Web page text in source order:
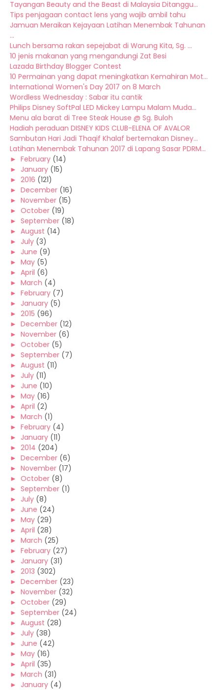
Tayangan Beauty and the Beast di Malaysia Ditanggu...
Tips penjagaan contact lens yang wajib ambil tahu
Jamuan Meraikan Kejayaan Latihan Menembak Tahunan
...
Lunch bersama rakan sepejabat di Warung Kita, Sg. ...
10 jenis makanan yang mengandungi Zat Besi
Lazada Birthday Blogger Contest
10 Permainan yang dapat meningkatkan Kemahiran Mot...
International Women's Day 2017 on 8 March
Wordless Wednesday : Sabar itu cantik
Philips Disney SoftPal LED Mickey Lampu Malam Muda...
Menu ala barat di Tree Steak House @ Sg. Buloh
Hadiah peraduan DISNEY KIDS CLUB-ELENA OF AVALOR
Sambutan Hari Jadi Thaqif Khalaf bertemakan Disney...
Latihan Menembak Tahunan 2017 di Lapang Sasar PDRM...
► February (14)
► January (15)
► 2016 (121)
► December (16)
► November (15)
► October (19)
► September (18)
► August (14)
► July (3)
► June (9)
► May (5)
► April (6)
► March (4)
► February (7)
► January (5)
► 2015 (96)
► December (12)
► November (6)
► October (5)
► September (7)
► August (11)
► July (11)
► June (10)
► May (16)
► April (2)
► March (1)
► February (4)
► January (11)
► 2014 (204)
► December (6)
► November (17)
► October (8)
► September (1)
► July (8)
► June (24)
► May (29)
► April (28)
► March (25)
► February (27)
► January (31)
► 2013 (302)
► December (23)
► November (32)
► October (29)
► September (24)
► August (28)
► July (38)
► June (42)
► May (16)
► April (35)
► March (31)
► January (4)